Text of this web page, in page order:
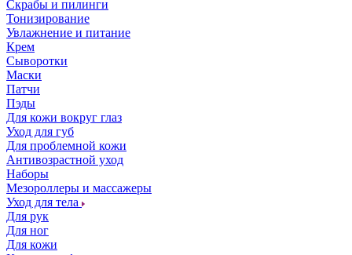
Скрабы и пилинги
Тонизирование
Увлажнение и питание
Крем
Сыворотки
Маски
Патчи
Пэды
Для кожи вокруг глаз
Уход для губ
Для проблемной кожи
Антивозрастной уход
Наборы
Мезороллеры и массажеры
Уход для тела
Для рук
Для ног
Для кожи